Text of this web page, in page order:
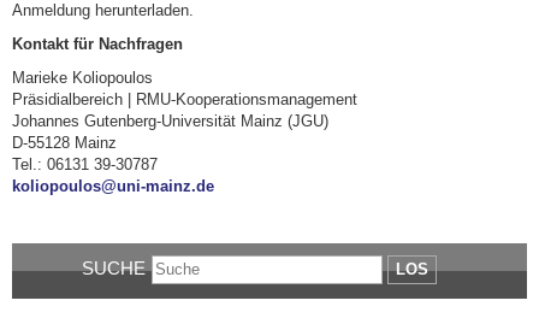
Anmeldung herunterladen.
Kontakt für Nachfragen
Marieke Koliopoulos
Präsidialbereich | RMU-Kooperationsmanagement
Johannes Gutenberg-Universität Mainz (JGU)
D-55128 Mainz
Tel.: 06131 39-30787
koliopoulos@uni-mainz.de
SUCHE LOS